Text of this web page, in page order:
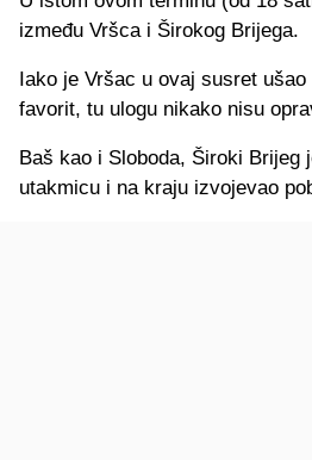
između Vršca i Širokog Brijega.
Iako je Vršac u ovaj susret
favorit, tu ulogu nikako nisu
Baš kao i Sloboda, Široki Brijeg
utakmicu i na kraju izvojevao